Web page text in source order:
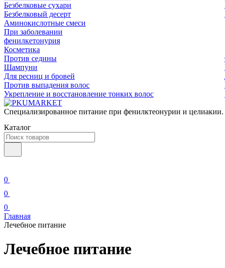
Безбелковые сухари
Безбелковый десерт
Аминокислотные смеси
При заболевании
фенилкетонурия
Косметика
Против седины
Шампуни
Для ресниц и бровей
Против выпадения волос
Укрепление и восстановление тонких волос
Специализированное питание при фенилктеонурии и целиакии.
Каталог
0
0
0
Главная
Лечебное питание
Лечебное питание